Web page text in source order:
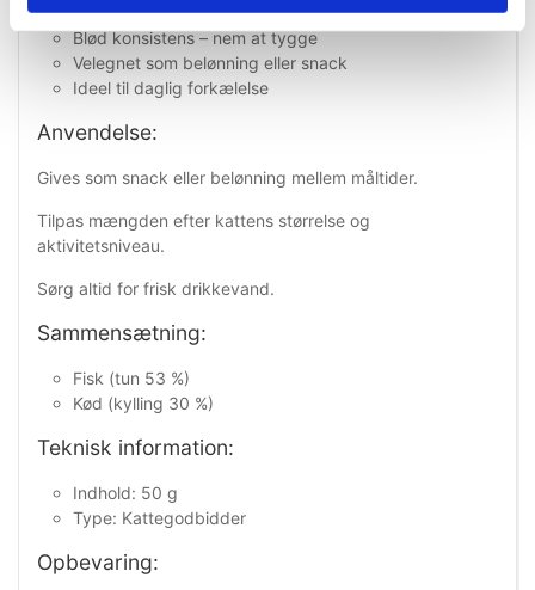
Meget velsmagende – også til kræsne katte
Blød konsistens – nem at tygge
Velegnet som belønning eller snack
Ideel til daglig forkælelse
Anvendelse:
Gives som snack eller belønning mellem måltider.
Tilpas mængden efter kattens størrelse og
aktivitetsniveau.
Sørg altid for frisk drikkevand.
Sammensætning:
Fisk (tun 53 %)
Kød (kylling 30 %)
Teknisk information:
Indhold: 50 g
Type: Kattegodbidder
Opbevaring: